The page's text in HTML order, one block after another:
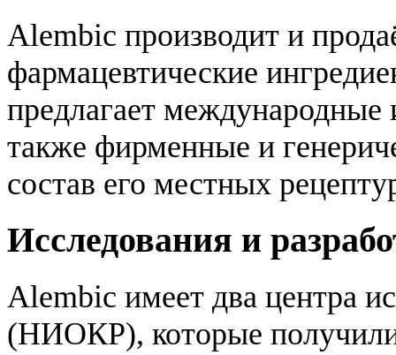
Alembic производит и
фармацевтические
предлагает международные
также фирменные и
состав его местных
Исследования и
Alembic имеет два центра
(НИОКР), которые